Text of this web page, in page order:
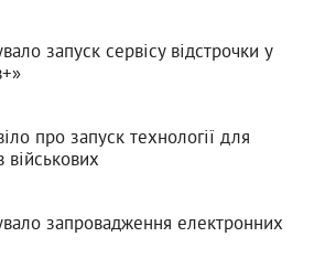
запуск сервісу відстрочки у
про запуск технології для
військових
запровадження електронних